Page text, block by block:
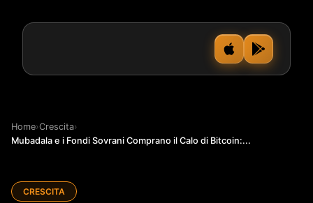
Home›Crescita›
Mubadala e i Fondi Sovrani Comprano il Calo di Bitcoin:...
CRESCITA